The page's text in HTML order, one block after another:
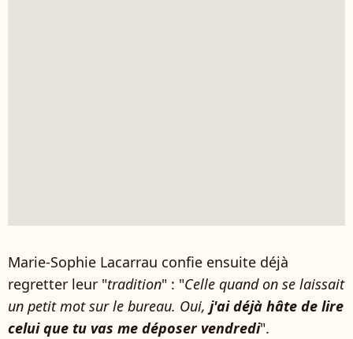
Marie-Sophie Lacarrau confie ensuite déjà
regretter leur "tradition" : "Celle quand on se laissait
un petit mot sur le bureau. Oui, j'ai déjà hâte de lire
celui que tu vas me déposer vendredi".